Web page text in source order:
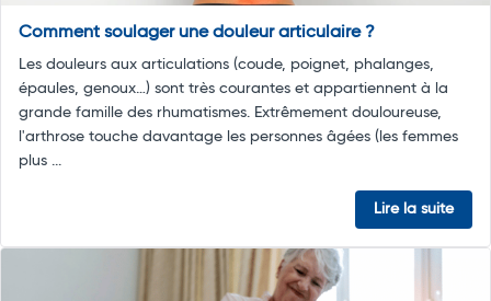
Comment soulager une douleur articulaire ?
Les douleurs aux articulations (coude, poignet, phalanges,
épaules, genoux…) sont très courantes et appartiennent à la
grande famille des rhumatismes. Extrêmement douloureuse,
l'arthrose touche davantage les personnes âgées (les femmes
plus ...
Lire la suite